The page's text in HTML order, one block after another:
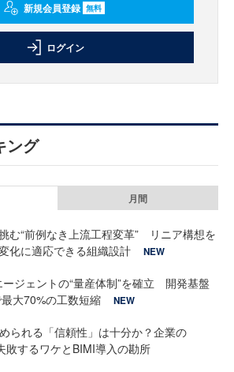
新規会員登録 無料
ログイン
ング
月間
む“前例なき上流工程変革” リニア構想を
化に適応できる組織設計
NEW
ジェントの“量産体制”を確立 開発基盤
最大70%の工数短縮
NEW
られる「信頼性」は十分か？企業の
敗するワケとBIMI導入の勘所